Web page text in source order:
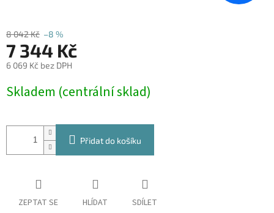
8 042 Kč –8 %
7 344 Kč
6 069 Kč bez DPH
cena:
Skladem (centrální sklad)
Přidat do košíku
ZEPTAT SE HLÍDAT SDÍLET